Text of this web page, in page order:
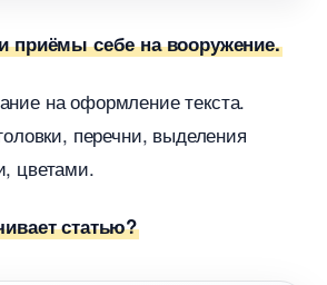
приёмы себе на вооружение.
на оформление текста.
перечни, выделения
цветами.
статью?